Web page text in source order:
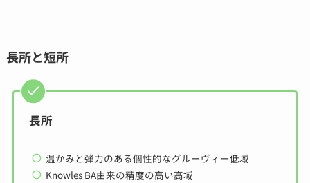
長所と短所
長所
温かみと弾力のある個性的なグルーヴィー低域
Knowles BA由来の精度の高い高域